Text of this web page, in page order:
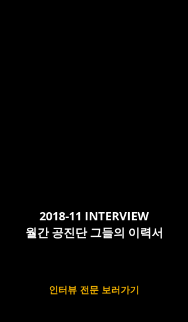
2018-11 INTERVIEW
월간 공진단 그들의 이력서
인터뷰 전문 보러가기